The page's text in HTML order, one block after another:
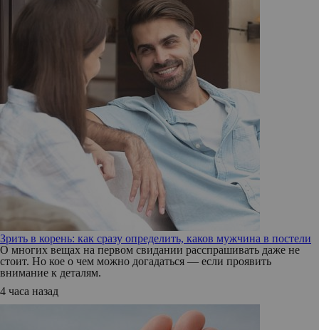
Зрить в корень: как сразу определить, каков мужчина в постели
О многих вещах на первом свидании расспрашивать даже не
стоит. Но кое о чем можно догадаться — если проявить
внимание к деталям.
4 часа назад